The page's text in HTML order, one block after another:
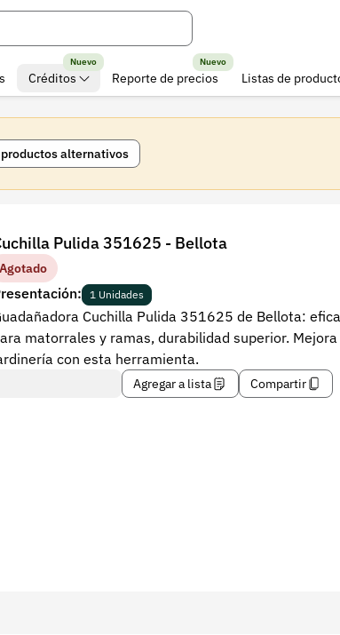
Créditos
Nuevo
Reporte de precios
Nuevo
Listas de
alternativos
Pulida 351625 - Bellota
Agotado
1 Unidades
Cuchilla Pulida 351625 de Bellota:
matorrales y ramas, durabilidad superior.
con esta herramienta.
Agregar a lista Compartir